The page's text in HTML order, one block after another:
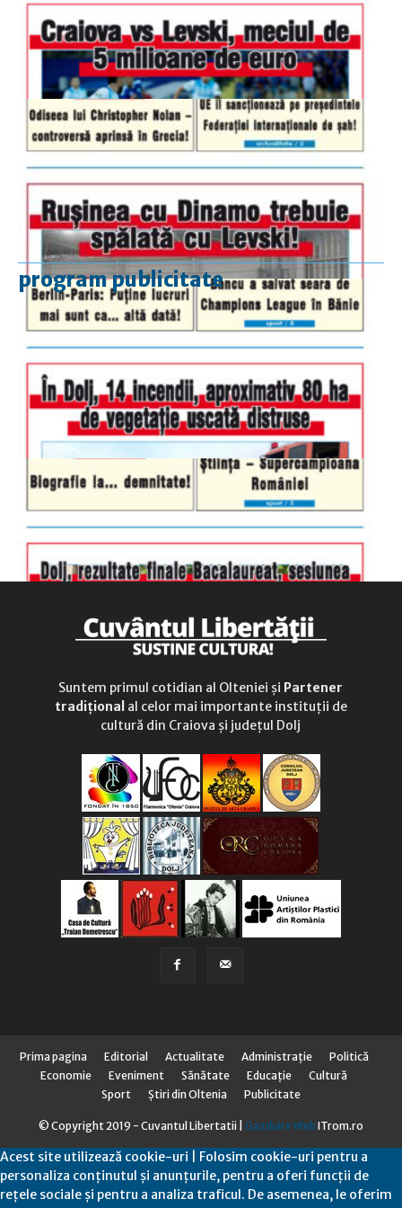
program publicitate
luni-vineri
9.00 - 17.00
duminică
9.00 - 12.00
Suntem primul cotidian al Olteniei și Partener
tradițional al celor mai importante instituții de
cultură din Craiova și județul Dolj
Prima pagina Editorial Actualitate Administraţie
Politică
Economie
Eveniment Sănătate Educaţie
Cultură
Sport
Știri din Oltenia Publicitate
© Copyright 2019 - Cuvantul Libertatii | Gazduire Web ITrom.ro
Acest site utilizează cookie-uri | Folosim cookie-uri pentru a
personaliza conținutul și anunțurile, pentru a oferi funcții de
rețele sociale și pentru a analiza traficul. De asemenea, le oferim